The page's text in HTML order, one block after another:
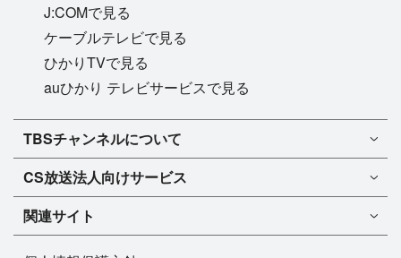
J:COMで見る
ケーブルテレビで見る
ひかりTVで見る
auひかり テレビサービスで見る
TBSチャンネル1
TBSチャンネル2
マンスリーガイド［PDF］
TBSチャンネルについて
TBSチャンネルについて
FAQ・よくあるご質問
インフォメーション
CS放送法人向けサービス
法人向けサービスについて
TBSチャンネル1
TBSチャンネル2
ドラマ
バラエティ
関連サイト